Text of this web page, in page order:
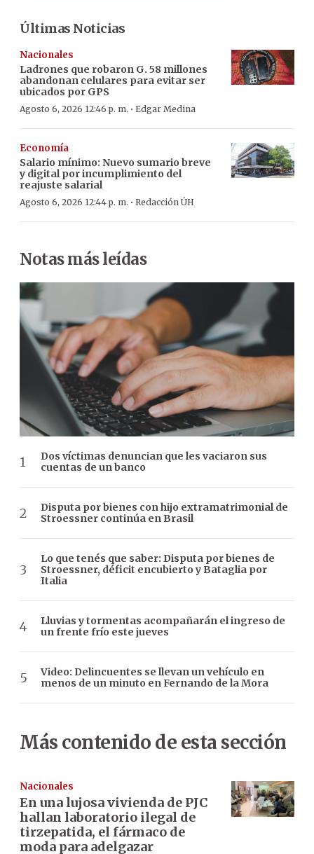
Últimas Noticias
Nacionales
Ladrones que robaron G. 58 millones
abandonan celulares para evitar ser
ubicados por GPS
Agosto 6, 2026 12:46 p. m. · Edgar Medina
Economía
Salario mínimo: Nuevo sumario breve
y digital por incumplimiento del
reajuste salarial
Agosto 6, 2026 12:44 p. m. · Redacción ÚH
Notas más leídas
Dos víctimas denuncian que les vaciaron sus
cuentas de un banco
Disputa por bienes con hijo extramatrimonial de
Stroessner continúa en Brasil
Lo que tenés que saber: Disputa por bienes de
Stroessner, déficit encubierto y Bataglia por
Italia
Lluvias y tormentas acompañarán el ingreso de
un frente frío este jueves
Video: Delincuentes se llevan un vehículo en
menos de un minuto en Fernando de la Mora
Más contenido de esta sección
Nacionales
En una lujosa vivienda de PJC
hallan laboratorio ilegal de
tirzepatida, el fármaco de
moda para adelgazar